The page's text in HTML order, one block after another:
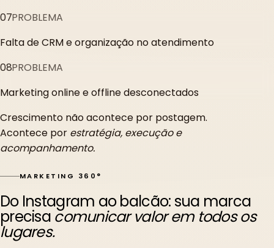
07PROBLEMA
Falta de CRM e organização no atendimento
08PROBLEMA
Marketing online e offline desconectados
Crescimento não acontece por postagem.
Acontece por estratégia, execução e
acompanhamento.
MARKETING 360°
Do Instagram ao balcão: sua marca
precisa comunicar valor em todos os
lugares.